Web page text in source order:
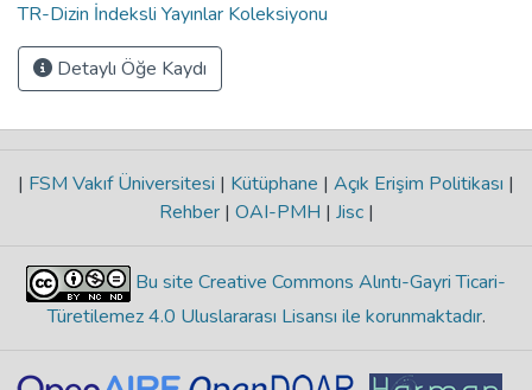
TR-Dizin İndeksli Yayınlar Koleksiyonu
Detaylı Öğe Kaydı
| FSM Vakıf Üniversitesi | Kütüphane | Açık Erişim Politikası |
Rehber | OAI-PMH | Jisc |
Bu site Creative Commons Alıntı-Gayri Ticari-
Türetilemez 4.0 Uluslararası Lisansı ile korunmaktadır.